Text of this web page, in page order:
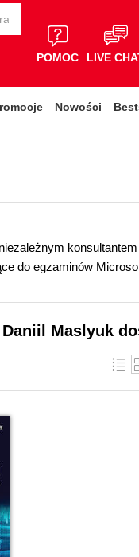
POMOC LIVE
Nowości
do egzaminów
Daniil Maslyuk